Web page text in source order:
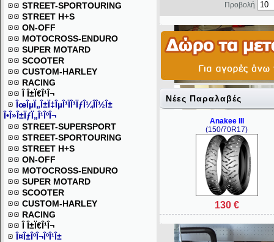
STREET-SPORTOURING
STREET H+S
ON-OFF
MOTOCROSS-ENDURO
SUPER MOTARD
SCOOTER
CUSTOM-HARLEY
RACING
Î Î±Ï€Î¹Î¬
ÎœÎµÏ„Î±Ï‡ÎµÎ¹ÏÎ¹ÏƒÎ¼Î­Î½Î±
Î•Î»Î±ÏƒÏ„Î¹ÎºÎ¬
STREET-SUPERSPORT
STREET-SPORTOURING
STREET H+S
ON-OFF
MOTOCROSS-ENDURO
SUPER MOTARD
SCOOTER
CUSTOM-HARLEY
RACING
Î Î±Ï€Î¹Î¬
Î¤Î±ÎºÎ¬ÎºÎ¹Î±
Προβολή
Νέες Παραλαβές
Anakee III
(150/70R17)
130 €